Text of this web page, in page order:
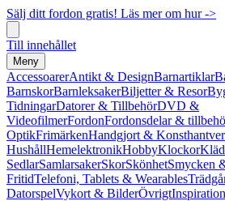
Sälj ditt fordon gratis! Läs mer om hur ->
Till innehållet
Meny
AccessoarerAntikt & DesignBarnartiklar
BarnskorBarnleksakerBiljetter & Resor
TidningarDatorer & TillbehörDVD &
VideofilmerFordonFordonsdelar &
OptikFrimärkenHandgjort &
HushållHemelektronikHobbyKlockor
SedlarSamlarsakerSkorSkönhetSmycken
FritidTelefoni, Tablets & Wearables
DatorspelVykort & BilderÖvrigtInspiration